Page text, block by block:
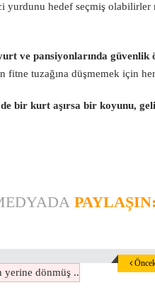
yurdunu hedef seçmiş olabilirler
ve pansiyonlarında güvenlik
fitne tuzağına düşmemek için
bir kurt aşırsa bir koyunu,
PAYLAŞIN: